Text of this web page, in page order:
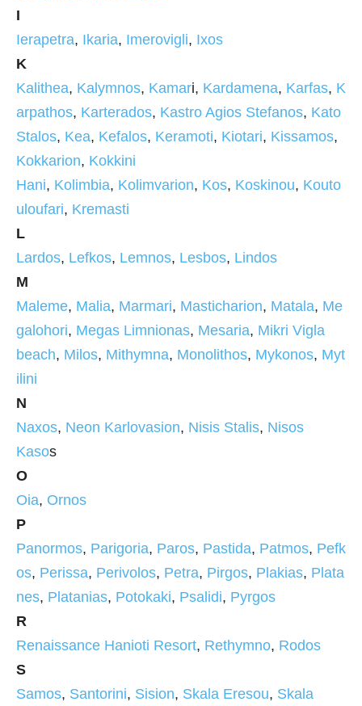
I
Ierapetra, Ikaria, Imerovigli, Ixos
K
Kalithea, Kalymnos, Kamari, Kardamena, Karfas, K
arpathos, Karterados, Kastro Agios Stefanos, Kato
Stalos, Kea, Kefalos, Keramoti, Kiotari, Kissamos,
Kokkarion, Kokkini
Hani, Kolimbia, Kolimvarion, Kos, Koskinou, Kouto
uloufari, Kremasti
L
Lardos, Lefkos, Lemnos, Lesbos, Lindos
M
Maleme, Malia, Marmari, Masticharion, Matala, Me
galohori, Megas Limnionas, Mesaria, Mikri Vigla
beach, Milos, Mithymna, Monolithos, Mykonos, Myt
ilini
N
Naxos, Neon Karlovasion, Nisis Stalis, Nisos
Kasos
O
Oia, Ornos
P
Panormos, Parigoria, Paros, Pastida, Patmos, Pefk
os, Perissa, Perivolos, Petra, Pirgos, Plakias, Plata
nes, Platanias, Potokaki, Psalidi, Pyrgos
R
Renaissance Hanioti Resort, Rethymno, Rodos
S
Samos, Santorini, Sision, Skala Eresou, Skala